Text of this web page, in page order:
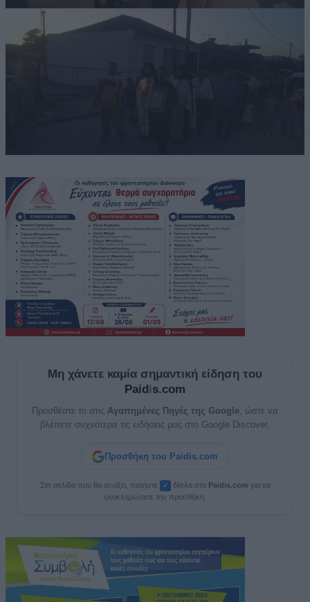
Μη χάνετε καμία σημαντική είδηση του
Paidis.com
Προσθέστε το στις Αγαπημένες Πηγές της Google, ώστε να
βλέπετε συχνότερα τις ειδήσεις μας στο Google Discover.
Προσθήκη του Paidis.com
Στη σελίδα που θα ανοίξει, πατήστε ✓ δίπλα στο Paidis.com για να
ολοκληρώσετε την προσθήκη.